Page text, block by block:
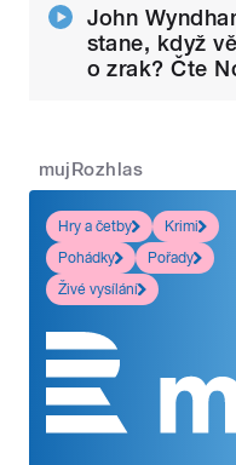
John
stane, když
o zrak? Čte
mujRozhlas
Hry a četby
Krimi
Pohádky
Pořady
Živé vysílání